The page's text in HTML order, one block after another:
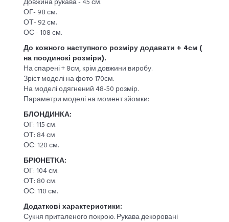
ОГ- 98 см.
ОТ- 92 см.
ОС - 108 см.
До кожного наступного розміру додавати + 4см (
на поодинокі розміри).
На спарені + 8см, крім довжини виробу.
Зріст моделі на фото 170см.
На моделі одягнений 48-50 розмір.
Параметри моделі на момент зйомки:
БЛОНДИНКА:
ОГ: 115 см.
ОТ: 84 см
ОС: 120 см.
БРЮНЕТКА:
ОГ: 104 см.
ОТ: 80 см.
ОС: 110 см.
Додаткові характеристики:
Сукня приталеного покрою. Рукава декоровані